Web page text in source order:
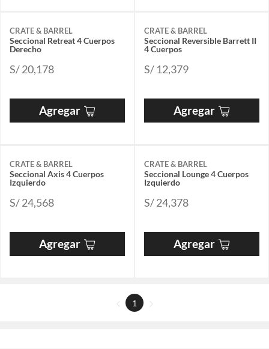
CRATE & BARREL
Seccional Retreat 4 Cuerpos
Derecho
S/ 20,178
Agregar
CRATE & BARREL
Seccional Reversible Barrett II
4 Cuerpos
S/ 12,379
Agregar
CRATE & BARREL
Seccional Axis 4 Cuerpos
Izquierdo
S/ 24,568
Agregar
CRATE & BARREL
Seccional Lounge 4 Cuerpos
Izquierdo
S/ 24,378
Agregar
1